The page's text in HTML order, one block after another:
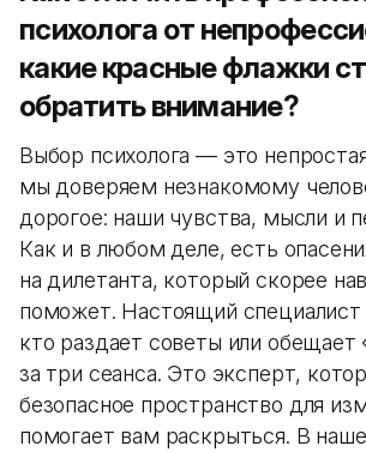
психолога от
какие красные флажки
обратить внимание?
Выбор психолога — это
мы доверяем незнакомому
дорогое: наши чувства, мысли и
Как и в любом деле, есть
на дилетанта, который скорее
поможет. Настоящий
кто раздает советы или обещает
за три сеанса. Это эксперт,
безопасное пространство для
помогает вам раскрыться. В